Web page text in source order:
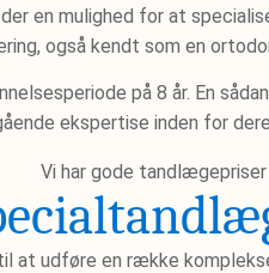
en mulighed for at
også kendt som en
på 8 år. En
ekspertise inden for
at udføre en række